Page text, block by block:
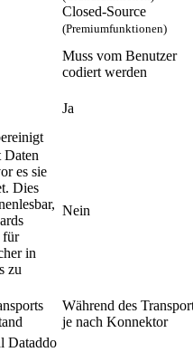
Closed-Source
(Premiumfunktionen)
Muss vom Benutzer
codiert werden
Ja
Daten
es sie
Dies
für
in
zu
Nein
Während des
je nach Konnektor
Dataddo